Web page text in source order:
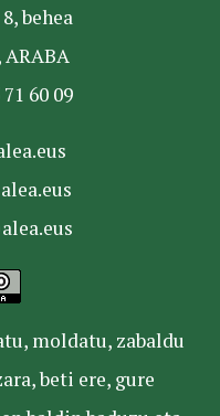
behea
ARABA
60 09
moldatu, zabaldu
beti ere, gure